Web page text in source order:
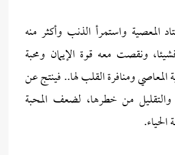
المعصية واستمرأ الذنب وأكثر منه
ونقصت معه قوة الإيمان ومحبة
المعاصي ومنافرة القلب لها.. فينتج عن
والتقليل من خطرها، لضعف المحبة